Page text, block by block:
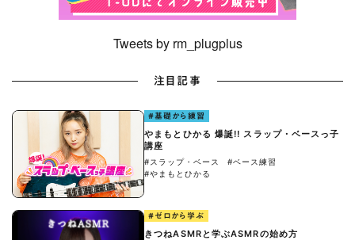
Tweets by rm_plugplus
注目記事
#基礎から練習
やまもとひかる 爆誕!! スラップ・ベースっ子
講座
#スラップ・ベース
#ベース練習
#やまもとひかる
#ゼロから学ぶ
きつねASMRと学ぶASMRの始め方